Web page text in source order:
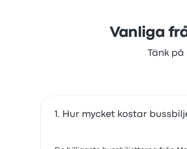
Vanliga
Tänk
Hur mycket kostar